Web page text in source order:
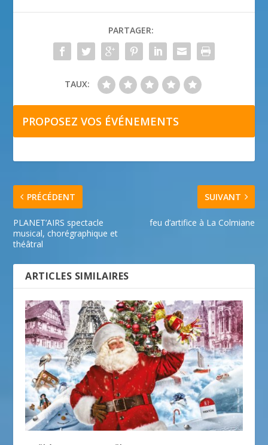
PARTAGER:
TAUX:
PROPOSEZ VOS ÉVÉNEMENTS
PRÉCÉDENT
PLANET’AIRS spectacle
musical, chorégraphique et
théâtral
SUIVANT
feu d’artifice à La Colmiane
ARTICLES SIMILAIRES